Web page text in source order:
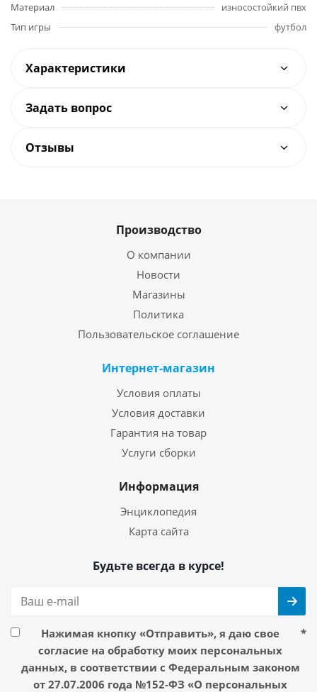
Материал
износостойкий пвх
Тип игры
футбол
Характеристики
Задать вопрос
Отзывы
Производство
О компании
Новости
Магазины
Политика
Пользовательское соглашение
Интернет-магазин
Условия оплаты
Условия доставки
Гарантия на товар
Услуги сборки
Информация
Энциклопедия
Карта сайта
Будьте всегда в курсе!
Нажимая кнопку «Отправить», я даю свое
согласие на обработку моих персональных
данных, в соответствии с Федеральным законом
от 27.07.2006 года №152-ФЗ «О персональных
*